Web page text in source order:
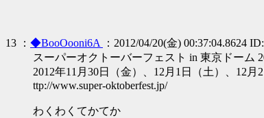
13 ： ◆BooOooni6A ：2012/04/20(金) 00:37:04.8624
スーパーオクトーバーフェスト in 東京ドーム
2012年11月30日（金）、12月1日（土）、12月
ttp://www.super-oktoberfest.jp/
わくわくてかてか